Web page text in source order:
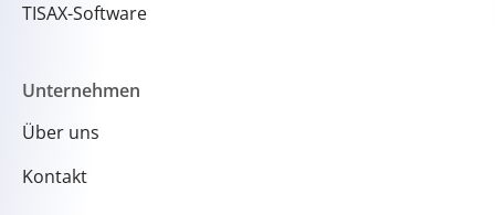
TISAX-Software
Unternehmen
Über uns
Kontakt